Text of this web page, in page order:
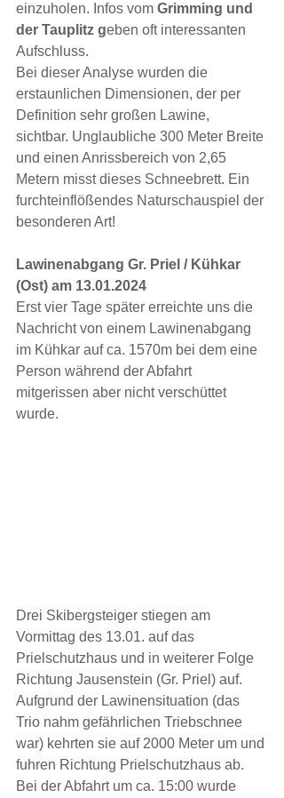
einzuholen. Infos vom Grimming und
der Tauplitz geben oft interessanten
Aufschluss.
Bei dieser Analyse wurden die
erstaunlichen Dimensionen, der per
Definition sehr großen Lawine,
sichtbar. Unglaubliche 300 Meter Breite
und einen Anrissbereich von 2,65
Metern misst dieses Schneebrett. Ein
furchteinflößendes Naturschauspiel der
besonderen Art!
Lawinenabgang Gr. Priel / Kühkar
(Ost) am 13.01.2024
Erst vier Tage später erreichte uns die
Nachricht von einem Lawinenabgang
im Kühkar auf ca. 1570m bei dem eine
Person während der Abfahrt
mitgerissen aber nicht verschüttet
wurde.
Drei Skibergsteiger stiegen am
Vormittag des 13.01. auf das
Prielschutzhaus und in weiterer Folge
Richtung Jausenstein (Gr. Priel) auf.
Aufgrund der Lawinensituation (das
Trio nahm gefährlichen Triebschnee
war) kehrten sie auf 2000 Meter um und
fuhren Richtung Prielschutzhaus ab.
Bei der Abfahrt um ca. 15:00 wurde